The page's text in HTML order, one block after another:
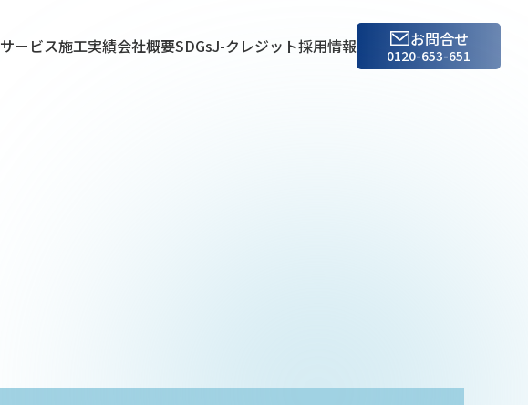
サービス施工実績会社概要SDGsJ-クレジット採用情報 お問合せ
0120-653-651